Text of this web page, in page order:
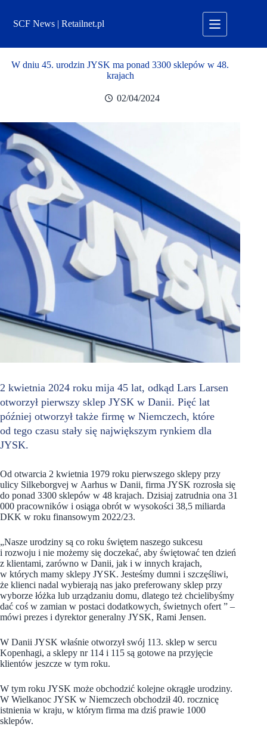
treściSCF News | Retailnet.pl
W dniu 45. urodzin JYSK ma ponad 3300 sklepów w 48.
krajach
02/04/2024
2 kwietnia 2024 roku mija 45 lat, odkąd Lars Larsen
otworzył pierwszy sklep JYSK w Danii. Pięć lat
później otworzył także firmę w Niemczech, które
od tego czasu stały się największym rynkiem dla
JYSK.
Od otwarcia 2 kwietnia 1979 roku pierwszego sklepy przy
ulicy Silkeborgvej w Aarhus w Danii, firma JYSK rozrosła się
do ponad 3300 sklepów w 48 krajach. Dzisiaj zatrudnia ona 31
000 pracowników i osiąga obrót w wysokości 38,5 miliarda
DKK w roku finansowym 2022/23.
„Nasze urodziny są co roku świętem naszego sukcesu
i rozwoju i nie możemy się doczekać, aby świętować ten dzień
z klientami, zarówno w Danii, jak i w innych krajach,
w których mamy sklepy JYSK. Jesteśmy dumni i szczęśliwi,
że klienci nadal wybierają nas jako preferowany sklep przy
wyborze łóżka lub urządzaniu domu, dlatego też chcielibyśmy
dać coś w zamian w postaci dodatkowych, świetnych ofert ” –
mówi prezes i dyrektor generalny JYSK, Rami Jensen.
W Danii JYSK właśnie otworzył swój 113. sklep w sercu
Kopenhagi, a sklepy nr 114 i 115 są gotowe na przyjęcie
klientów jeszcze w tym roku.
W tym roku JYSK może obchodzić kolejne okrągłe urodziny.
W Wielkanoc JYSK w Niemczech obchodził 40. rocznicę
istnienia w kraju, w którym firma ma dziś prawie 1000
sklepów.